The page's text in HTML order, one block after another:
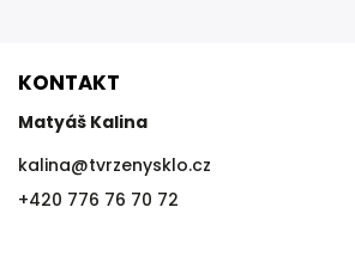
KONTAKT
Matyáš Kalina
kalina@tvrzenysklo.cz
+420 776 76 70 72